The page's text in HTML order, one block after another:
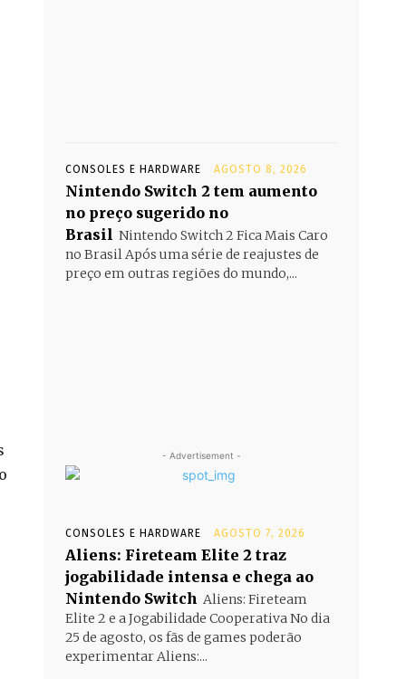
CONSOLES E HARDWARE AGOSTO 8, 2026
Nintendo Switch 2 tem aumento
no preço sugerido no
Brasil Nintendo Switch 2 Fica Mais Caro
no Brasil Após uma série de reajustes de
preço em outras regiões do mundo,...
- Advertisement -
CONSOLES E HARDWARE AGOSTO 7, 2026
Aliens: Fireteam Elite 2 traz
jogabilidade intensa e chega ao
Nintendo Switch Aliens: Fireteam
Elite 2 e a Jogabilidade Cooperativa No dia
25 de agosto, os fãs de games poderão
experimentar Aliens:...